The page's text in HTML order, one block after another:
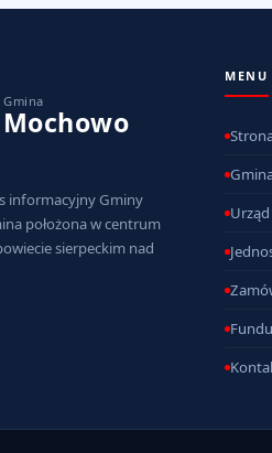
Gmina
Mochowo
informacyjny Gminy
położona w centrum
sierpeckim nad
MENU